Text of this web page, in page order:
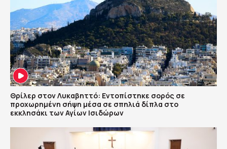
Θρίλερ στον Λυκαβηττό: Εντοπίστηκε σορός σε
προχωρημένη σήψη μέσα σε σπηλιά δίπλα στο
εκκλησάκι των Αγίων Ισιδώρων